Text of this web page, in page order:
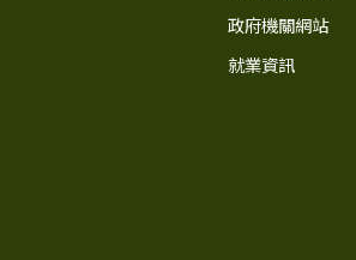
政府機關網站
就業資訊